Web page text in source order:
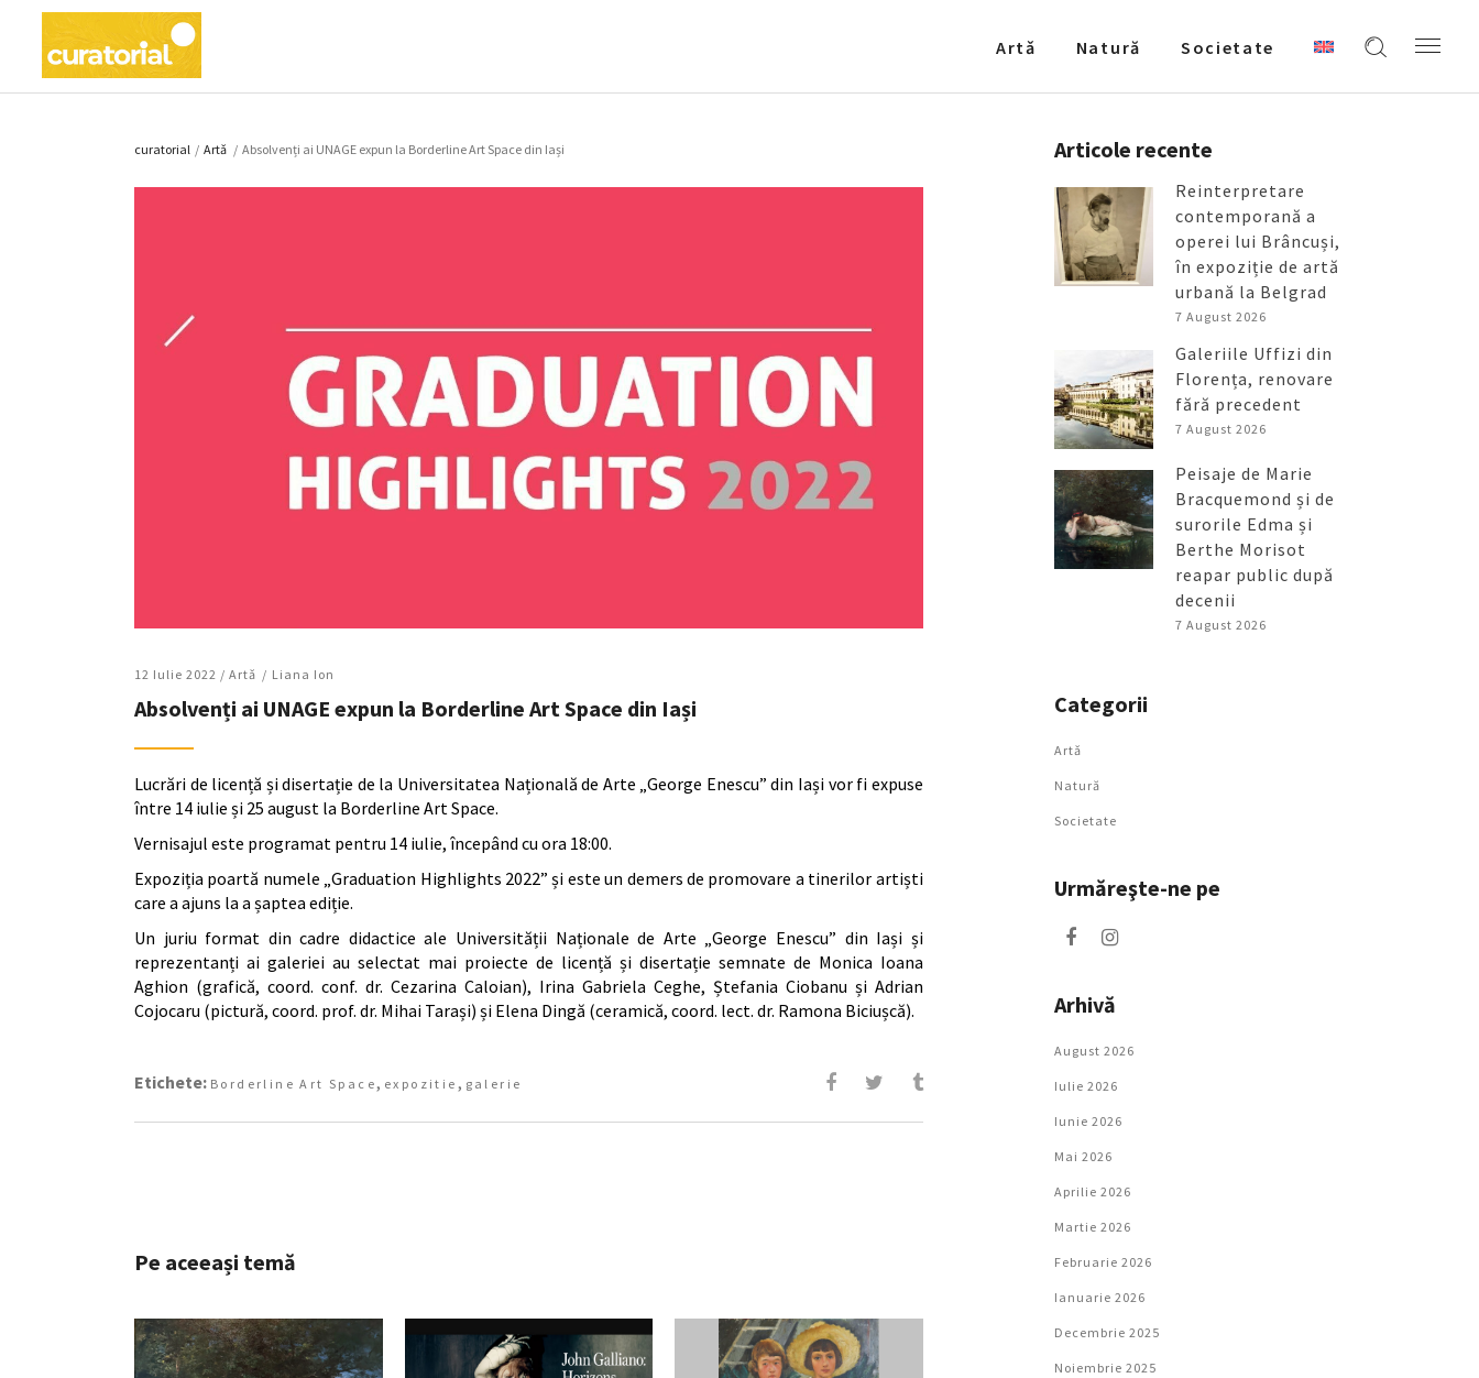
Artǎ Natură Societate
curatorial / Artǎ / Absolvenți ai UNAGE expun la Borderline Art Space din Iași
12 Iulie 2022 / Artǎ Liana Ion
Absolvenți ai UNAGE expun la Borderline Art Space din Iași
Lucrări de licență și disertație de la Universitatea Națională de Arte „George Enescu” din Iași vor fi expuse
între 14 iulie și 25 august la Borderline Art Space.
Vernisajul este programat pentru 14 iulie, începând cu ora 18:00.
Expoziția poartă numele „Graduation Highlights 2022” și este un demers de promovare a tinerilor artiști
care a ajuns la a șaptea ediție.
Un juriu format din cadre didactice ale Universității Naționale de Arte „George Enescu” din Iași și
reprezentanți ai galeriei au selectat mai proiecte de licență și disertație semnate de Monica Ioana
Aghion (grafică, coord. conf. dr. Cezarina Caloian), Irina Gabriela Ceghe, Ștefania Ciobanu și Adrian
Cojocaru (pictură, coord. prof. dr. Mihai Tarași) și Elena Dingă (ceramică, coord. lect. dr. Ramona Biciușcă).
Etichete: Borderline Art Space , expozitie , galerie
Pe aceeași temă
Articole recente
Reinterpretare
contemporană a
operei lui Brâncuși,
în expoziție de artă
urbană la Belgrad
7 August 2026
Galeriile Uffizi din
Florența, renovare
fără precedent
7 August 2026
Peisaje de Marie
Bracquemond și de
surorile Edma și
Berthe Morisot
reapar public după
decenii
7 August 2026
Categorii
Artǎ
Natură
Societate
Urmăreşte-ne pe
Arhivă
August 2026
Iulie 2026
Iunie 2026
Mai 2026
Aprilie 2026
Martie 2026
Februarie 2026
Ianuarie 2026
Decembrie 2025
Noiembrie 2025